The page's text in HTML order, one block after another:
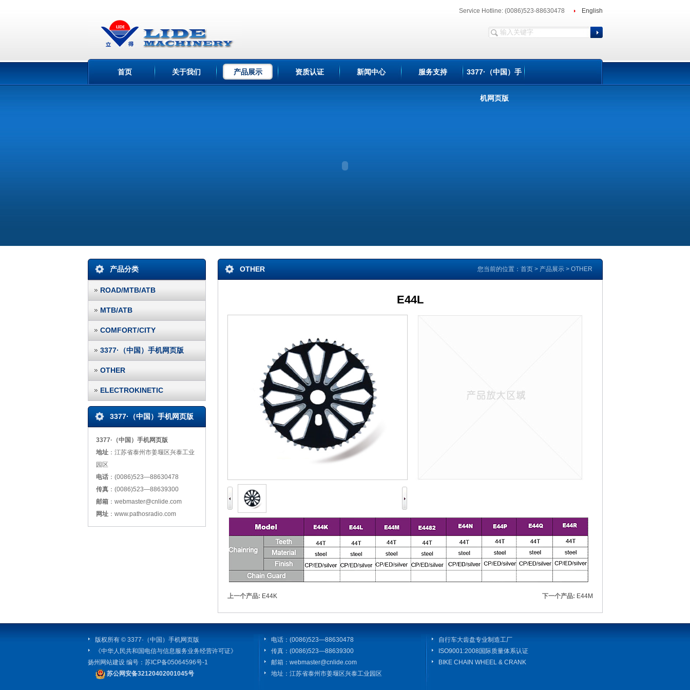
Service Hotline: (0086)523-88630478 English
首页 关于我们 产品展示 资质认证 新闻中心 服务支持 3377·（中国）手
机网页版
产品分类
ROAD/MTB/ATB
MTB/ATB
COMFORT/CITY
3377·（中国）手机网页版
OTHER
ELECTROKINETIC
3377·（中国）手机网页版
3377·（中国）手机网页版
地址：江苏省泰州市姜堰区兴泰工业
园区
电话：(0086)523—88630478
传真：(0086)523—88639300
邮箱：webmaster@cnlide.com
网址：www.pathosradio.com
OTHER 您当前的位置： 首页> 产品展示> OTHER
E44L
上一个产品: E44K 下一个产品: E44M
版权所有 © 3377·（中国）手机网页版
《中华人民共和国电信与信息服务业务经营许可证》
扬州网站建设编号： 苏ICP备05064596号-1
苏公网安备32120402001045号
电话：(0086)523—88630478
传真：(0086)523—88639300
邮箱：webmaster@cnlide.com
地址：江苏省泰州市姜堰区兴泰工业园区
自行车大齿盘专业制造工厂
ISO9001:2008国际质量体系认证
BIKE CHAIN WHEEL & CRANK